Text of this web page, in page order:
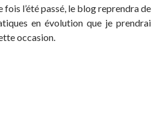
fois l’été passé, le blog reprendra de
en évolution que je prendrai
occasion.